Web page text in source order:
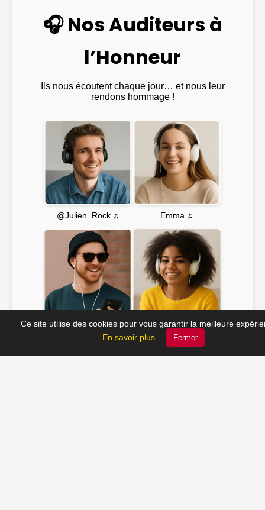
🎧 Nos Auditeurs à
l’Honneur
Ils nous écoutent chaque jour… et nous leur
rendons hommage !
@Julien_Rock ♫ Emma ♫
JC_13 ♫ Soline ♫
Ce site utilise des cookies pour vous garantir la meilleure
En savoir plus
Fermer